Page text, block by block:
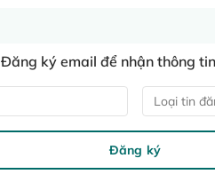
Đăng ký email để nhận thông
Loại tin
Đăng ký